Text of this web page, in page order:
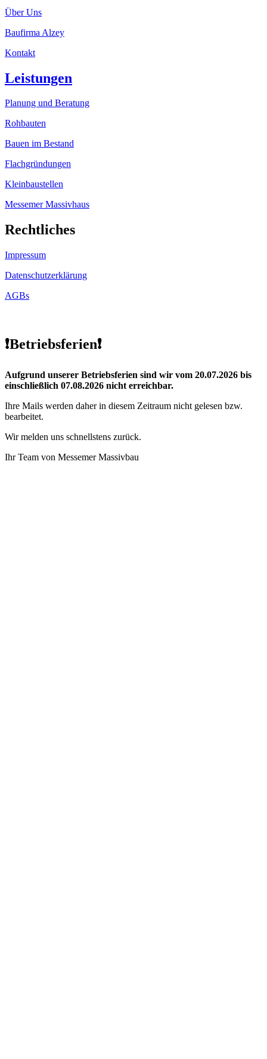
Über Uns
Baufirma Alzey
Kontakt
Leistungen
Planung und Beratung
Rohbauten
Bauen im Bestand
Flachgründungen
Kleinbaustellen
Messemer Massivhaus
Rechtliches
Impressum
Datenschutzerklärung
AGBs
❗Betriebsferien❗
Aufgrund unserer Betriebsferien sind wir vom 20.07.2026 bis
einschließlich 07.08.2026 nicht erreichbar.
Ihre Mails werden daher in diesem Zeitraum nicht gelesen bzw.
bearbeitet.
Wir melden uns schnellstens zurück.
Ihr Team von Messemer Massivbau